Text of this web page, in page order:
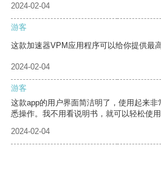
2024-02-04
游客
这款加速器VPM应用程序可以给你提供最
2024-02-04
游客
这款app的用户界面简洁明了，使用起来
悉操作。我不用看说明书，就可以轻松使用
2024-02-04